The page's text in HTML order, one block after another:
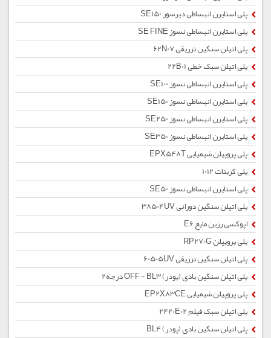
پلی استایرن انبساطی دیرسوز SE150
پلی استایرن انبساطی نسوز SE FINE
پلی اتیلن سنگین تزریقی 62N07
پلی اتیلن سبک خطی 22B01
پلی استایرن انبساطی نسوز SE100
پلی استایرن انبساطی نسوز SE150
پلی استایرن انبساطی نسوز SE250
پلی استایرن انبساطی نسوز SE350
پلی پروپیلن شیمیایی EPX548T
پلی کربنات 1012
پلی استایرن انبساطی نسوز SE50
پلی اتیلن سنگین دورانی 38504UV
اپوکسی رزین مایع E6
پلی پروپیلن RP270G
پلی اتیلن سنگین تزریقی 60505UV
پلی اتیلن سنگین بادی (پودر) OFF - BL3 درجه2
پلی پروپیلن شیمیایی EP2X83CE
پلی اتیلن سبک فیلم 2420E02
پلی اتیلن سنگین بادی (پودر) BL4